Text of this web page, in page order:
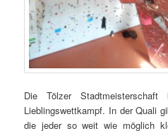
Die Tölzer
Lieblingswettkampf. In der Quali
die jeder so weit wie möglich